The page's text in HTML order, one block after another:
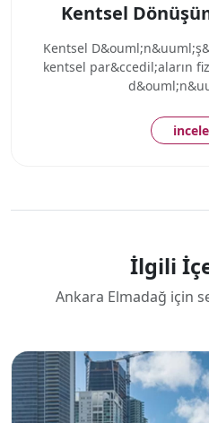
Kentsel
Kentsel
kentsel par&ccedil;aların
incele
İlgili
Ankara Elmadağ için